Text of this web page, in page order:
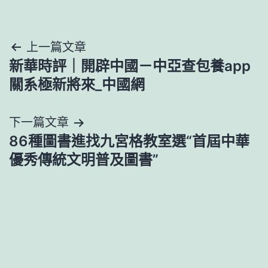
文
章
覽
上一篇文章
新華時評｜開辟中國－中亞查包養app
關系極新將來_中國網
下一篇文章
86種圖書進找九宮格教室選“首屆中華
優秀傳統文明普及圖書”